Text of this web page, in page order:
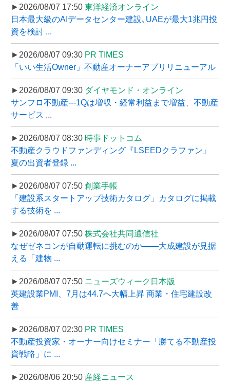
►2026/08/07 17:50 東洋経済オンライン
日本最大級のAIデータセンター建設､UAEが最大1兆円投
資を検討 ...
►2026/08/07 09:30 PR TIMES
「いい生活Owner」不動産オーナーアプリリニューアル
►2026/08/07 09:30 ダイヤモンド・オンライン
サンフロ不動産---1Qは増収・経常利益まで増益、不動産
サービス ...
►2026/08/07 08:30 時事ドットコム
不動産クラウドファンディング『LSEEDクラファン』
夏の出資者登録 ...
►2026/08/07 07:50 創業手帳
「建設系スタートアップ技術カタログ」カタログに掲載
する技術を ...
►2026/08/07 07:50 株式会社共同通信社
なぜゼネコンが自動運転に挑むのか――大成建設が見据
える「建物 ...
►2026/08/07 07:50 ニューズウィーク日本版
英建設業PMI、7月は44.7へ大幅上昇 商業・住宅建設改
善
►2026/08/07 02:30 PR TIMES
不動産投資家・オーナー向けセミナー「勝てる不動産投
資戦略」に ...
►2026/08/06 20:50 産経ニュース